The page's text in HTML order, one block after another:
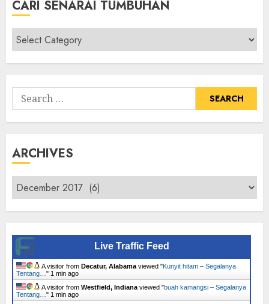
CARI SENARAI TUMBUHAN
Cari
Senarai
Tumbuhan
Search
for:
ARCHIVES
Archives
Live Traffic Feed
A visitor from Decatur, Alabama viewed "Kunyit hitam – Segalanya
Tentang… " 1 min ago
A visitor from Westfield, Indiana viewed "buah kamangsi – Segalanya
Tentang… " 2 mins ago